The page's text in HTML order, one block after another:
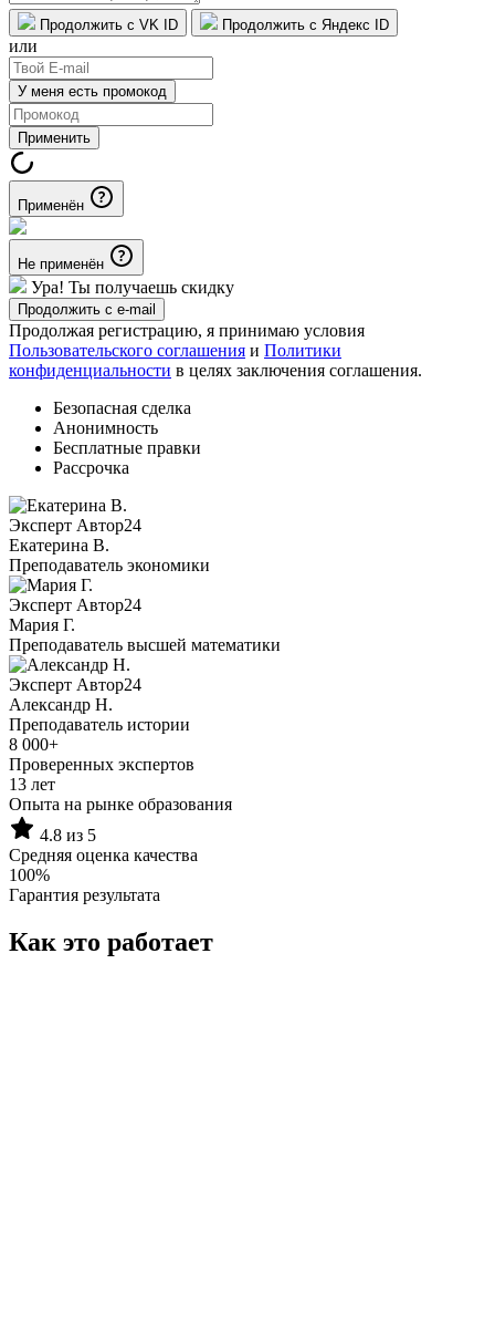
Продолжить с VK ID Продолжить с Яндекс ID
или
У меня есть промокод
Применить
Применён
Не применён
Ура! Ты получаешь скидку
Продолжить с e-mail
Продолжая регистрацию, я принимаю условия
Пользовательского соглашения и Политики
конфиденциальности в целях заключения соглашения.
Безопасная сделка
Анонимность
Бесплатные правки
Рассрочка
Эксперт Автор24
Екатерина B.
Преподаватель экономики
Эксперт Автор24
Мария Г.
Преподаватель высшей математики
Эксперт Автор24
Александр Н.
Преподаватель истории
8 000+
Проверенных экспертов
13 лет
Опыта на рынке образования
4.8 из 5
Средняя оценка качества
100%
Гарантия результата
Как это работает